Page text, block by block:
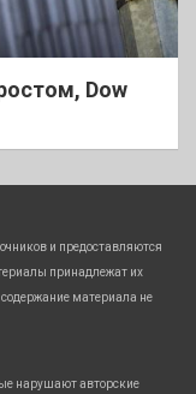
Dow
и предоставляются
принадлежат их
материала не
нарушают авторские